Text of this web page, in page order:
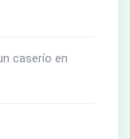
caserío en